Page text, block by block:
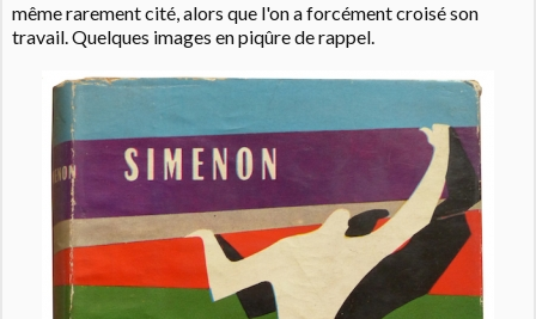
même rarement cité, alors que l'on a forcément croisé son
travail. Quelques images en piqûre de rappel.